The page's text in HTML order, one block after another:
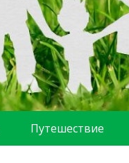
Путешествие